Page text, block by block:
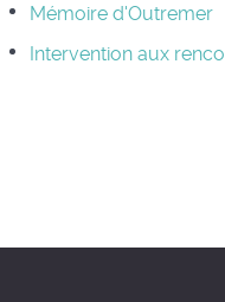
Mémoire d'Outremer
Intervention aux